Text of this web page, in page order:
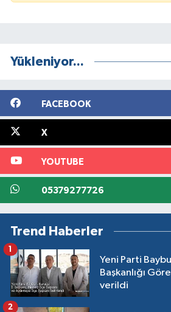
Yükleniyor...
FACEBOOK
X
YOUTUBE
05379277726
Trend Haberler
Yeni Parti
Başkanlığı
verildi
1
2